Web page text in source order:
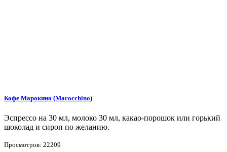
Кофе Марокино (Marocchino)
Эспрессо на 30 мл, молоко 30 мл, какао-порошок или горький
шоколад и сироп по желанию.
Просмотров: 22209